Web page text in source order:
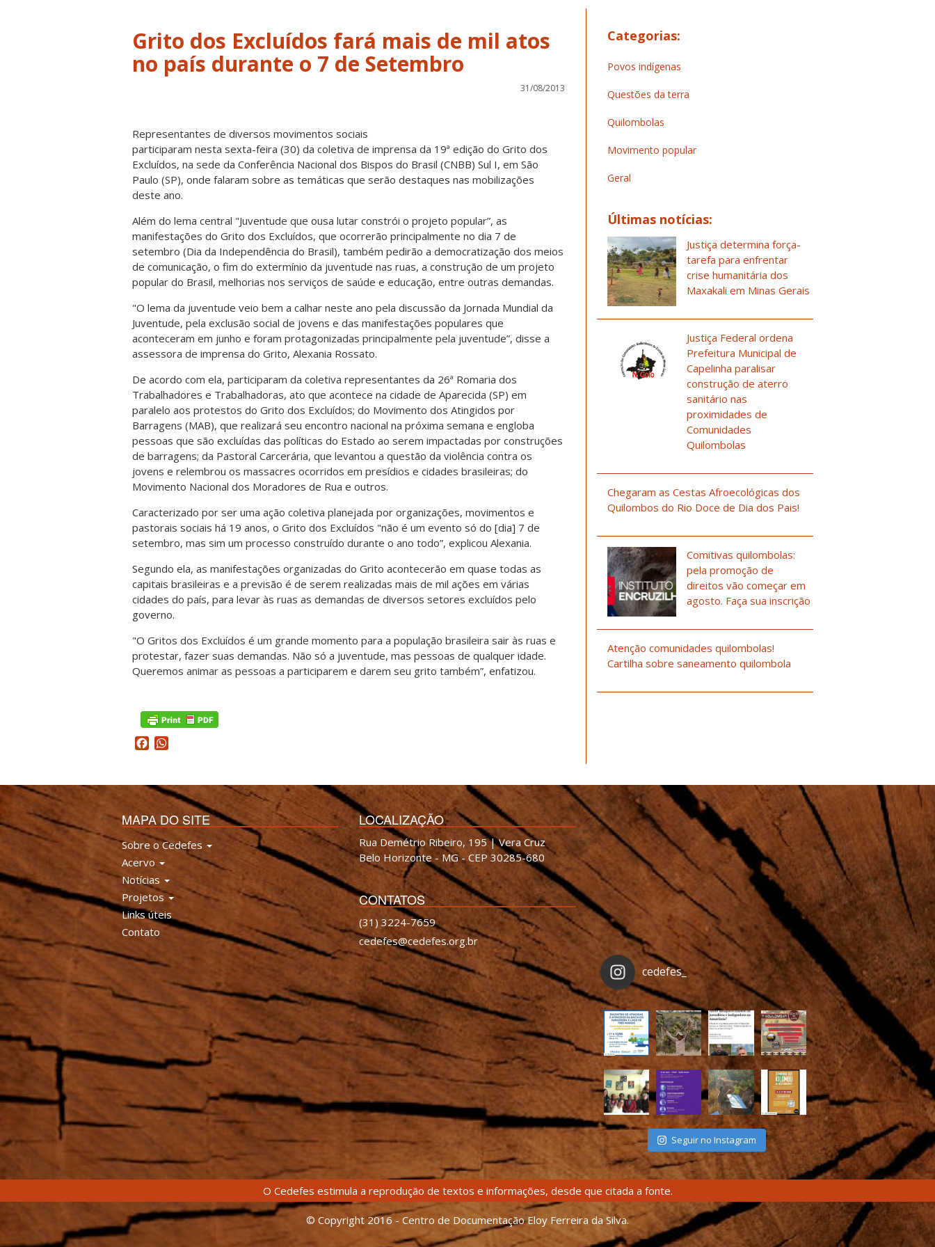
Grito dos Excluídos fará mais de mil atos
no país durante o 7 de Setembro
31/08/2013
Representantes de diversos movimentos sociais
participaram nesta sexta-feira (30) da coletiva de imprensa da 19ª edição do Grito dos
Excluídos, na sede da Conferência Nacional dos Bispos do Brasil (CNBB) Sul I, em São
Paulo (SP), onde falaram sobre as temáticas que serão destaques nas mobilizações
deste ano.
Além do lema central "Juventude que ousa lutar constrói o projeto popular”, as
manifestações do Grito dos Excluídos, que ocorrerão principalmente no dia 7 de
setembro (Dia da Independência do Brasil), também pedirão a democratização dos meios
de comunicação, o fim do extermínio da juventude nas ruas, a construção de um projeto
popular do Brasil, melhorias nos serviços de saúde e educação, entre outras demandas.
"O lema da juventude veio bem a calhar neste ano pela discussão da Jornada Mundial da
Juventude, pela exclusão social de jovens e das manifestações populares que
aconteceram em junho e foram protagonizadas principalmente pela juventude”, disse a
assessora de imprensa do Grito, Alexania Rossato.
De acordo com ela, participaram da coletiva representantes da 26ª Romaria dos
Trabalhadores e Trabalhadoras, ato que acontece na cidade de Aparecida (SP) em
paralelo aos protestos do Grito dos Excluídos; do Movimento dos Atingidos por
Barragens (MAB), que realizará seu encontro nacional na próxima semana e engloba
pessoas que são excluídas das políticas do Estado ao serem impactadas por construções
de barragens; da Pastoral Carcerária, que levantou a questão da violência contra os
jovens e relembrou os massacres ocorridos em presídios e cidades brasileiras; do
Movimento Nacional dos Moradores de Rua e outros.
Caracterizado por ser uma ação coletiva planejada por organizações, movimentos e
pastorais sociais há 19 anos, o Grito dos Excluídos "não é um evento só do [dia] 7 de
setembro, mas sim um processo construído durante o ano todo”, explicou Alexania.
Segundo ela, as manifestações organizadas do Grito acontecerão em quase todas as
capitais brasileiras e a previsão é de serem realizadas mais de mil ações em várias
cidades do país, para levar às ruas as demandas de diversos setores excluídos pelo
governo.
"O Gritos dos Excluídos é um grande momento para a população brasileira sair às ruas e
protestar, fazer suas demandas. Não só a juventude, mas pessoas de qualquer idade.
Queremos animar as pessoas a participarem e darem seu grito também”, enfatizou.
Facebook
Categorias:
Povos indígenas
Questões da terra
Quilombolas
Movimento popular
Geral
Últimas notícias:
Justiça determina força-
tarefa para enfrentar
crise humanitária dos
Maxakali em Minas Gerais
Justiça Federal ordena
Prefeitura Municipal de
Capelinha paralisar
construção de aterro
sanitário nas
proximidades de
Comunidades
Quilombolas
Chegaram as Cestas Afroecológicas dos
Quilombos do Rio Doce de Dia dos Pais!
Comitivas quilombolas:
pela promoção de
direitos vão começar em
agosto. Faça sua inscrição
Atenção comunidades quilombolas!
Cartilha sobre saneamento quilombola
MAPA DO SITE
Sobre o Cedefes
Acervo
Notícias
Projetos
Links úteis
Contato
LOCALIZAÇÃO
Rua Demétrio Ribeiro, 195 | Vera Cruz
Belo Horizonte - MG - CEP 30285-680
CONTATOS
(31) 3224-7659
cedefes@cedefes.org.br
cedefes_
Seguir no Instagram
O Cedefes estimula a reprodução de textos e informações, desde que citada a fonte.
© Copyright 2016 - Centro de Documentação Eloy Ferreira da Silva.